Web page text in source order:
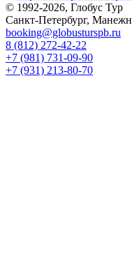
© 1992-2026, Глобус Тур
Санкт-Петербург,
booking@globusturspb.ru
8 (812) 272-42-22
+7 (981) 731-09-90
+7 (931) 213-80-70